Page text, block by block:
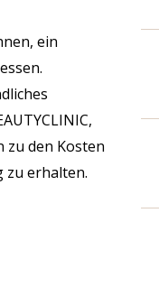
ein
den Kosten
zu erhalten.